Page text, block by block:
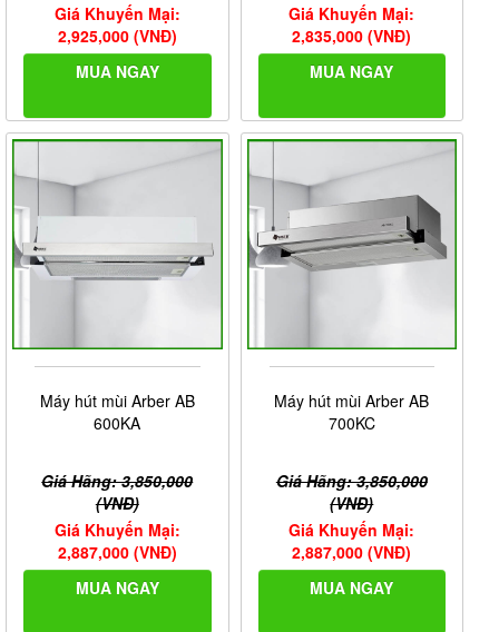
Giá Khuyến Mại:
2,925,000 (VNĐ)
MUA NGAY
Giá Khuyến Mại:
2,835,000 (VNĐ)
MUA NGAY
Máy hút mùi Arber AB
600KA
Giá Hãng: 3,850,000
(VNĐ)
Giá Khuyến Mại:
2,887,000 (VNĐ)
MUA NGAY
Máy hút mùi Arber AB
700KC
Giá Hãng: 3,850,000
(VNĐ)
Giá Khuyến Mại:
2,887,000 (VNĐ)
MUA NGAY